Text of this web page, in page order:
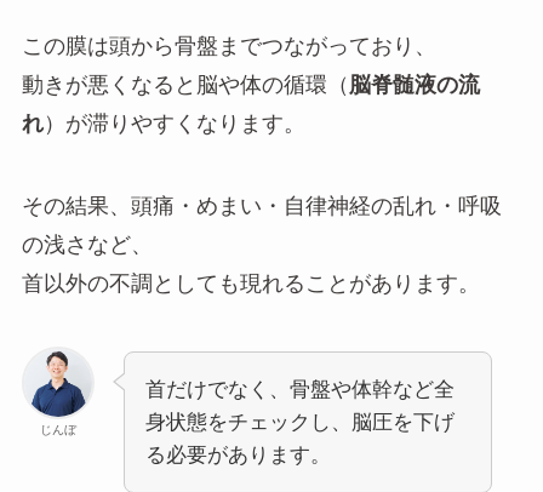
この膜は頭から骨盤までつながっており、
動きが悪くなると脳や体の循環（ 脳脊髄液の流
れ）が滞りやすくなります。
その結果、頭痛・めまい・自律神経の乱れ・呼吸
の浅さなど、
首以外の不調としても現れることがあります。
じんぼ
首だけでなく、骨盤や体幹など全
身状態をチェックし、脳圧を下げ
る必要があります。